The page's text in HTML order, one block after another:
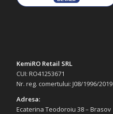
KemiRO Retail SRL
CUI: RO41253671
Nr. reg. comertului: J08/1996/2019
Adresa:
Ecaterina Teodoroiu 38 – Brasov